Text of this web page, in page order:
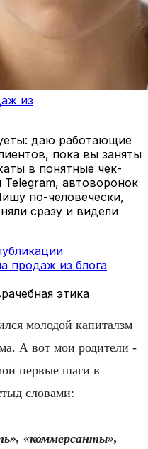
из
даю работающие
пока вы заняты
в понятные чек-
автоворонок
по-человечески,
сразу и видели
продаж из блога
этика
молодой капиталзм
А вот мои родители -
первые шаги в
словами:
«коммерсанты»,